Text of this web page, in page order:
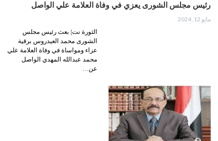
رئيس مجلس الشورى يعزي في وفاة العلامة علي الواصل
مايو 12, 2024
الثورة نت| بعث رئيس مجلس
الشورى محمد العيدروس برقية
عزاء ومواساة في وفاة العلامة علي
محمد عبدالله المهدي الواصل
عن…